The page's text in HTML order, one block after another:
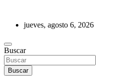
contenidojueves, agosto 6, 2026
REVISTA DE PRENSA
Buscar
Buscar